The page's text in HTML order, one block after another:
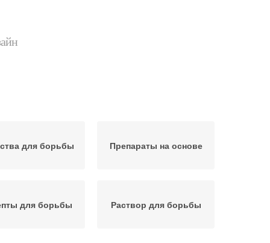
для борьбы Препараты на основе
для борьбы Раствор для борьбы